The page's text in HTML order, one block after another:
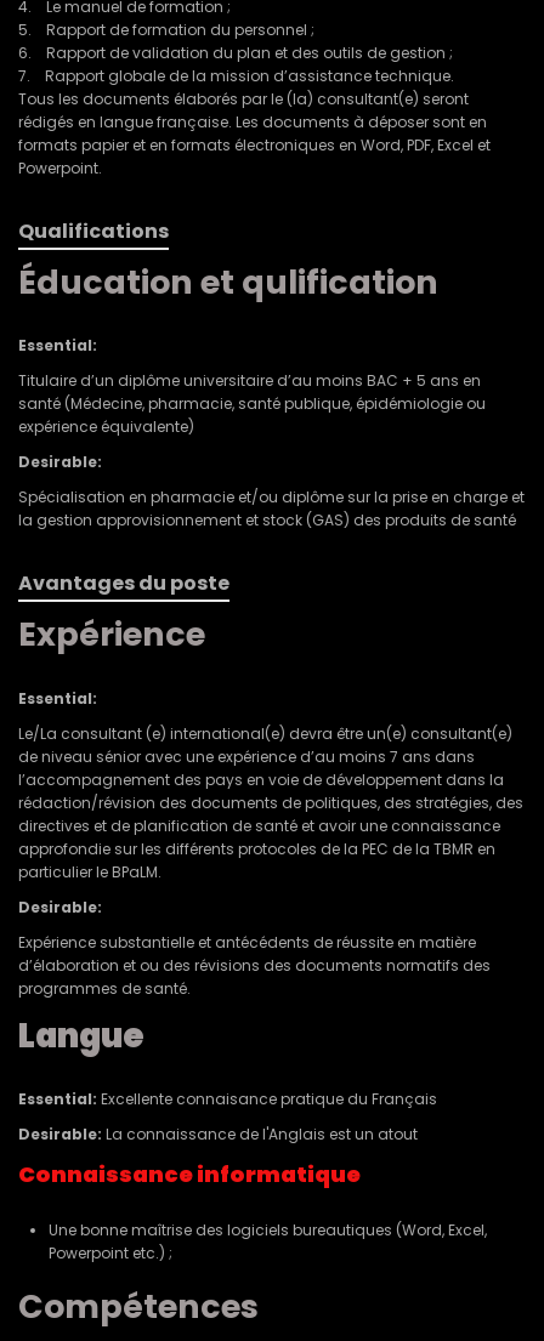
4. Le manuel de formation ;
5. Rapport de formation du personnel ;
6. Rapport de validation du plan et des outils de gestion ;
7. Rapport globale de la mission d’assistance technique.
Tous les documents élaborés par le (la) consultant(e) seront
rédigés en langue française. Les documents à déposer sont en
formats papier et en formats électroniques en Word, PDF, Excel et
Powerpoint.
Qualifications
Éducation et qulification
Essential:
Titulaire d’un diplôme universitaire d’au moins BAC + 5 ans en
santé (Médecine, pharmacie, santé publique, épidémiologie ou
expérience équivalente)
Desirable:
Spécialisation en pharmacie et/ou diplôme sur la prise en charge et
la gestion approvisionnement et stock (GAS) des produits de santé
Avantages du poste
Expérience
Essential:
Le/La consultant (e) international(e) devra être un(e) consultant(e)
de niveau sénior avec une expérience d’au moins 7 ans dans
l’accompagnement des pays en voie de développement dans la
rédaction/révision des documents de politiques, des stratégies, des
directives et de planification de santé et avoir une connaissance
approfondie sur les différents protocoles de la PEC de la TBMR en
particulier le BPaLM.
Desirable:
Expérience substantielle et antécédents de réussite en matière
d’élaboration et ou des révisions des documents normatifs des
programmes de santé.
Langue
Essential: Excellente connaisance pratique du Français
Desirable: La connaissance de l'Anglais est un atout
Connaissance informatique
Une bonne maîtrise des logiciels bureautiques (Word, Excel,
Powerpoint etc.) ;
Compétences